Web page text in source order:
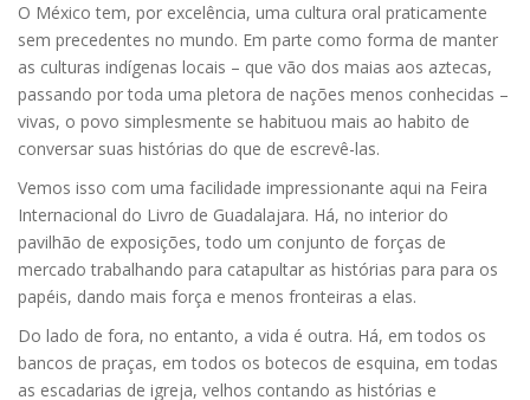
O México tem, por excelência, uma cultura oral praticamente
sem precedentes no mundo. Em parte como forma de manter
as culturas indígenas locais – que vão dos maias aos aztecas,
passando por toda uma pletora de nações menos conhecidas –
vivas, o povo simplesmente se habituou mais ao habito de
conversar suas histórias do que de escrevê-las.
Vemos isso com uma facilidade impressionante aqui na Feira
Internacional do Livro de Guadalajara. Há, no interior do
pavilhão de exposições, todo um conjunto de forças de
mercado trabalhando para catapultar as histórias para para os
papéis, dando mais força e menos fronteiras a elas.
Do lado de fora, no entanto, a vida é outra. Há, em todos os
bancos de praças, em todos os botecos de esquina, em todas
as escadarias de igreja, velhos contando as histórias e